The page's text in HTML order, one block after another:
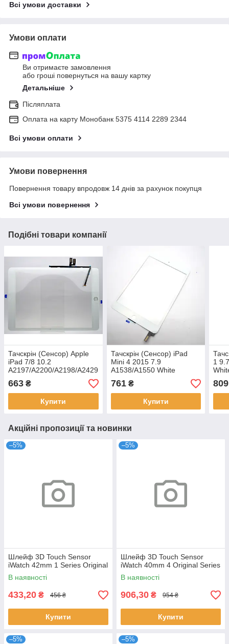
Всі умови доставки
Умови оплати
Ви отримаєте замовлення
або гроші повернуться на вашу картку
Детальніше
Післяплата
Оплата на карту Монобанк 5375 4114 2289 2344
Всі умови оплати
Умови повернення
Повернення товару впродовж 14 днів за рахунок покупця
Всі умови повернення
Подібні товари компанії
Тачскрін (Сенсор) Apple
iPad 7/8 10.2
A2197/A2200/A2198/A2429
Оригінал
663 ₴
Купити
Тачскрін (Сенсор) iPad
Mini 4 2015 7.9
A1538/A1550 White
761₴
Купити
1
809
Акційні пропозиції та новинки
–5%
Шлейф 3D Touch Sensor
iWatch 42mm 1 Series Original
В наявності
433,20 ₴ 456 ₴
Купити
–5%
Шлейф 3D Touch Sensor
iWatch 40mm 4 Original Series
В наявності
906,30 ₴ 954 ₴
Купити
–5% –5%